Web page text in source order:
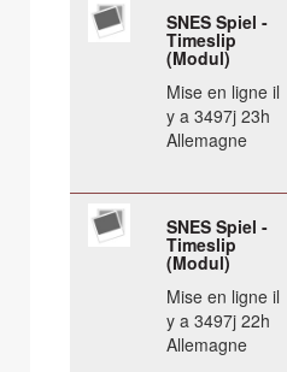
SNES Spiel -
Timeslip
(Modul)
Mise en ligne il
y a 3497j 23h
Allemagne
SNES Spiel -
Timeslip
(Modul)
Mise en ligne il
y a 3497j 22h
Allemagne